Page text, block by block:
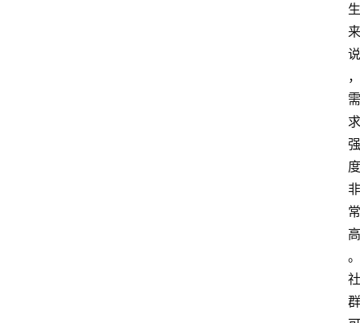
生
来
说
，
需
求
强
度
非
常
高
。
社
群